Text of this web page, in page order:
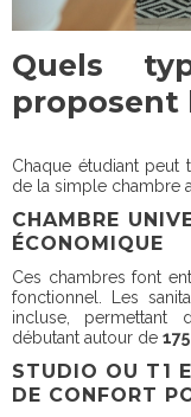
Quels
proposent
Chaque étudiant peut
de la simple chambre
CHAMBRE
ÉCONOMIQUE
Ces chambres font
fonctionnel. Les
incluse, permettant
débutant autour de
STUDIO OU T1
DE CONFORT